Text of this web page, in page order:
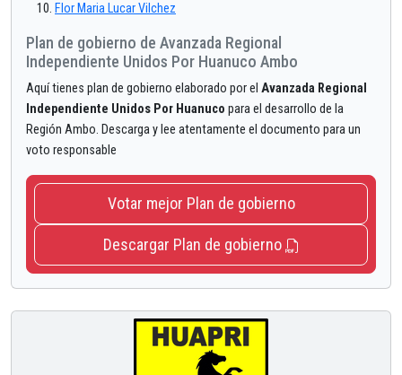
Flor Maria Lucar Vilchez
Plan de gobierno de Avanzada Regional
Independiente Unidos Por Huanuco Ambo
Aquí tienes plan de gobierno elaborado por el Avanzada Regional
Independiente Unidos Por Huanuco para el desarrollo de la
Región Ambo. Descarga y lee atentamente el documento para un
voto responsable
Votar mejor Plan de gobierno
Descargar Plan de gobierno